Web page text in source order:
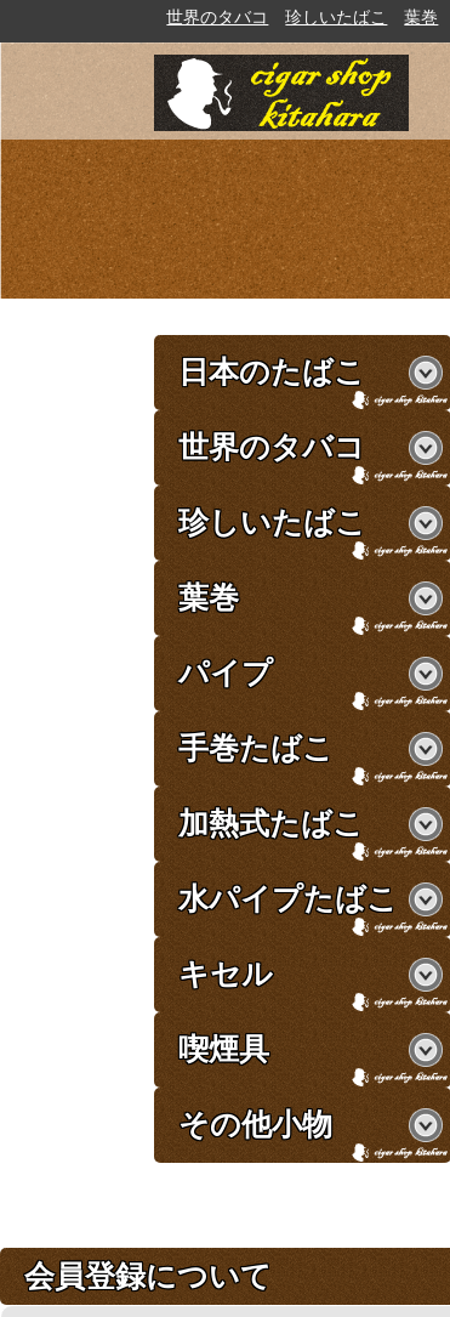
世界のタバコ 珍しいたばこ 葉巻 パイプ
日本のたばこ
世界のタバコ
珍しいたばこ
葉巻
パイプ
手巻たばこ
加熱式たばこ
水パイプたばこ
キセル
喫煙具
その他小物
会員登録について